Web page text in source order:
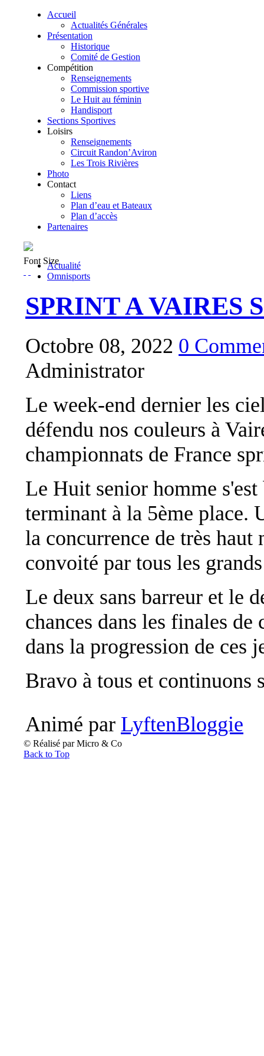
Accueil
Actualités Générales
Présentation
Historique
Comité de Gestion
Compétition
Renseignements
Commission sportive
Le Huit au féminin
Handisport
Sections Sportives
Loisirs
Renseignements
Circuit Randon’Aviron
Les Trois Rivières
Photo
Contact
Liens
Plan d’eau et Bateaux
Plan d’accès
Partenaires
Actualité
Omnisports
Font Size
SPRINT A VAIRES
Octobre 08, 2022 0
Administrator
Le week-end dernier les
défendu nos couleurs à
championnats de France
Le Huit senior homme
terminant à la 5ème place.
la concurrence de très
convoité par tous les
Le deux sans barreur et le
chances dans les finales
dans la progression de ces
Bravo à tous et continuons
Animé par LyftenBloggie
© Réalisé par Micro & Co
Back to Top